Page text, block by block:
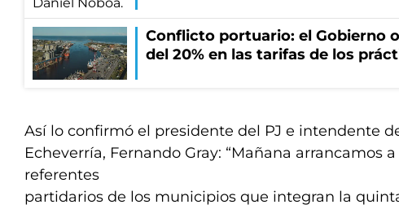
Conflicto portuario: el Gobierno
del 20% en las tarifas de los
Así lo confirmó el presidente del PJ e intendente
Echeverría, Fernando Gray: “Mañana arrancamos
referentes
partidarios de los municipios que integran la